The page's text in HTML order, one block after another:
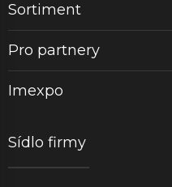
Sortiment
Pro partnery
Imexpo
Sídlo firmy